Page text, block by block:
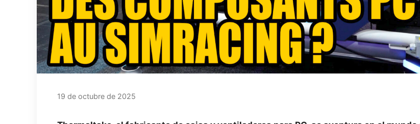
19 de octubre de 2025